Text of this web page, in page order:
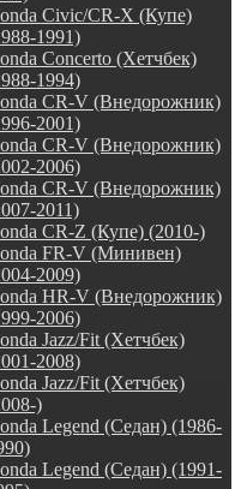
Civic/CR-X (Купе)
1991)
Concerto (Хетчбек)
1994)
CR-V (Внедорожник)
2001)
CR-V (Внедорожник)
2006)
CR-V (Внедорожник)
2011)
CR-Z (Купе) (2010-)
FR-V (Минивен)
2009)
HR-V (Внедорожник)
2006)
Jazz/Fit (Хетчбек)
2008)
Jazz/Fit (Хетчбек)
)
Legend (Седан) (1986-
Legend (Седан) (1991-